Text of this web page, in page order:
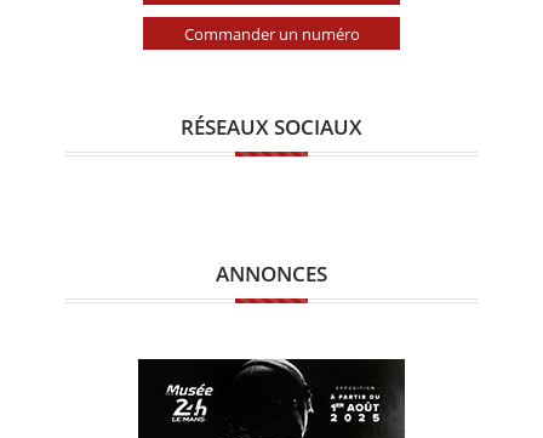
Commander un numéro
RÉSEAUX SOCIAUX
ANNONCES